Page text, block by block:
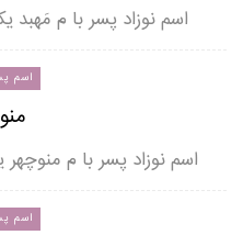
اسم نوزاد پسر با م
اسم
اسم نوزاد پسر با م
اسم